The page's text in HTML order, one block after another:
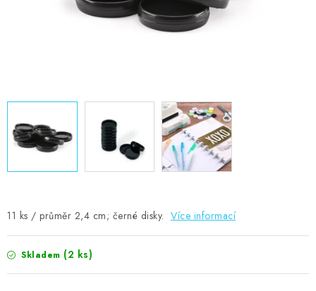
Kontakty Moje objednávka
Oblíbené ♥️
11 ks / průměr 2,4 cm; černé disky. Více informací
Skladem (2 ks)